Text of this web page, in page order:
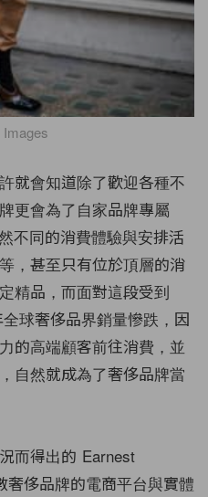
就會知道除了歡迎各種不
更會為了自家品牌專屬
不同的消費體驗與安排活
，甚至只有位於頂層的消
精品，而面對這段受到
球奢侈品界銷量慘跌，因
的高端顧客前往消費，並
自然就成為了奢侈品牌當
而得出的 Earnest
奢侈品牌的電商平台與實體